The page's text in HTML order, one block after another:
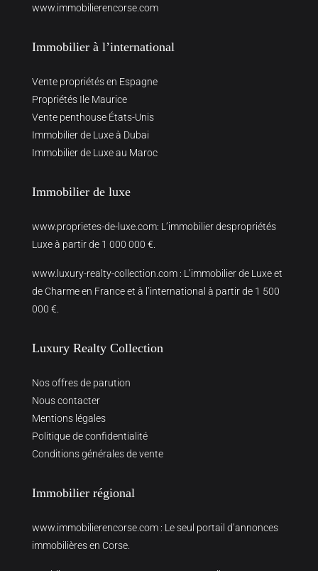
www.immobilierencorse.com
Immobilier à l’international
Vente propriétés en Espagne
Propriétés Ile Maurice
Vente penthouse États-Unis
Immobilier de Luxe à Dubai
Immobilier de Luxe au Maroc
Immobilier de luxe
www.proprietes-de-luxe.com: L’immobilier despropriétés
Luxe à partir de 1 000 000 €.
www.luxury-realty-collection.com : L’immobilier de Luxe et
de Charme en France et à l’international à partir de 1 500
000 €.
Luxury Realty Collection
Nos offres de parution
Nous contacter
Mentions légales
Politique de confidentialité
Conditions générales de vente
Immobilier régional
www.immobilierencorse.com : Le seul portail d’annonces
immobilières en Corse.